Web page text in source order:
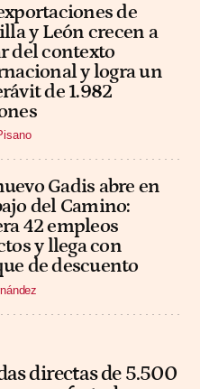
de
y León crecen a
del contexto
y logra un
de 1.982
Gadis abre en
del Camino:
42 empleos
y llega con
de descuento
directas de 5.500